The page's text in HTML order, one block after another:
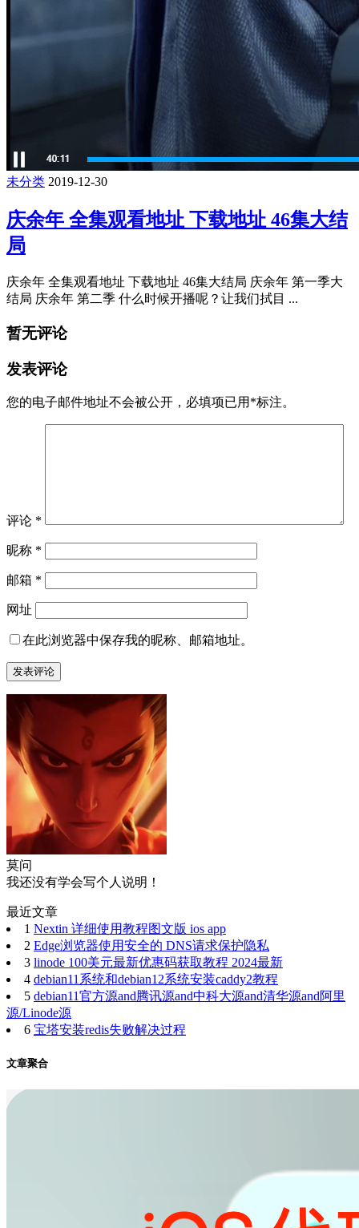
未分类 2019-12-30
庆余年 全集观看地址 下载地址 46集大结
局
庆余年 全集观看地址 下载地址 46集大结局 庆余年 第一季大
结局 庆余年 第二季 什么时候开播呢？让我们拭目 ...
暂无评论
发表评论
您的电子邮件地址不会被公开， 必填项已用 *标注。
评论 *
昵称 *
邮箱 *
网址
在此浏览器中保存我的昵称、邮箱地址。
莫问
我还没有学会写个人说明！
最近文章
1 Nextin 详细使用教程图文版 ios app
2 Edge浏览器使用安全的 DNS请求保护隐私
3 linode 100美元最新优惠码获取教程 2024最新
4 debian11系统和debian12系统安装caddy2教程
5 debian11官方源and腾讯源and中科大源and清华源and阿里
源/Linode源
6 宝塔安装redis失败解决过程
文章聚合